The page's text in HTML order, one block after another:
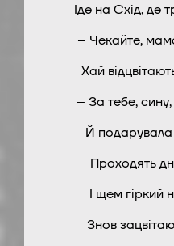
Іде на Схід, де
– Чекайте,
Хай
– За тебе,
Й
Проходять
І щем гіркий
Знов